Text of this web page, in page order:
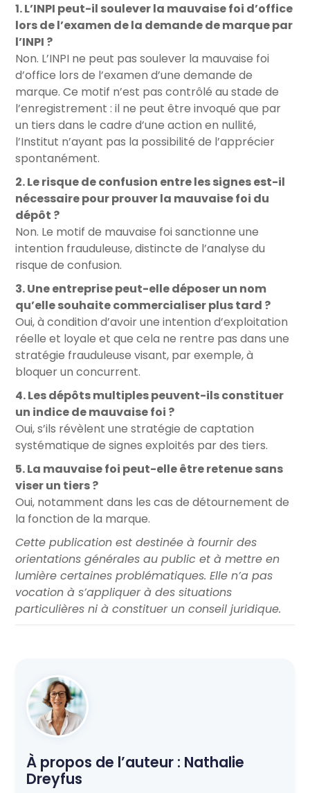
1. L’INPI peut-il soulever la mauvaise foi d’office
lors de l’examen de la demande de marque par
l’INPI ?
Non. L’INPI ne peut pas soulever la mauvaise foi
d’office lors de l’examen d’une demande de
marque. Ce motif n’est pas contrôlé au stade de
l’enregistrement : il ne peut être invoqué que par
un tiers dans le cadre d’une action en nullité,
l’Institut n’ayant pas la possibilité de l’apprécier
spontanément.
2. Le risque de confusion entre les signes est-il
nécessaire pour prouver la mauvaise foi du
dépôt ?
Non. Le motif de mauvaise foi sanctionne une
intention frauduleuse, distincte de l’analyse du
risque de confusion.
3. Une entreprise peut-elle déposer un nom
qu’elle souhaite commercialiser plus tard ?
Oui, à condition d’avoir une intention d’exploitation
réelle et loyale et que cela ne rentre pas dans une
stratégie frauduleuse visant, par exemple, à
bloquer un concurrent.
4. Les dépôts multiples peuvent-ils constituer
un indice de mauvaise foi ?
Oui, s’ils révèlent une stratégie de captation
systématique de signes exploités par des tiers.
5. La mauvaise foi peut-elle être retenue sans
viser un tiers ?
Oui, notamment dans les cas de détournement de
la fonction de la marque.
Cette publication est destinée à fournir des
orientations générales au public et à mettre en
lumière certaines problématiques. Elle n’a pas
vocation à s’appliquer à des situations
particulières ni à constituer un conseil juridique.
À propos de l’auteur : Nathalie
Dreyfus